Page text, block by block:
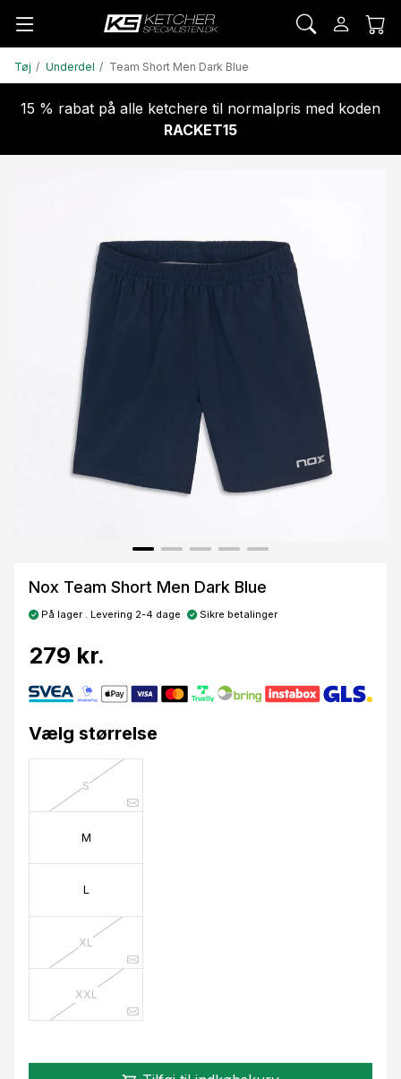
Tøj Underdel Team Short Men Dark Blue
15 % rabat på alle ketchere til normalpris med koden
RACKET15
Nox Team Short Men Dark Blue
På lager . Levering 2-4 dage Sikre betalinger
279 kr.
Vælg størrelse
S
M
L
XL
XXL